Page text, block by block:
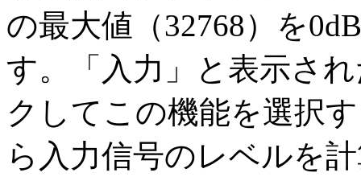
の最大値（32768）を
す。「入力」と表示さ
クしてこの機能を選択
ら入力信号のレベルを